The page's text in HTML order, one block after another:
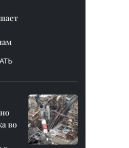
во